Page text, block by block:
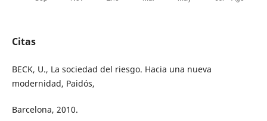
Citas
BECK, U., La sociedad del riesgo. Hacia una nueva
modernidad, Paidós,
Barcelona, 2010.